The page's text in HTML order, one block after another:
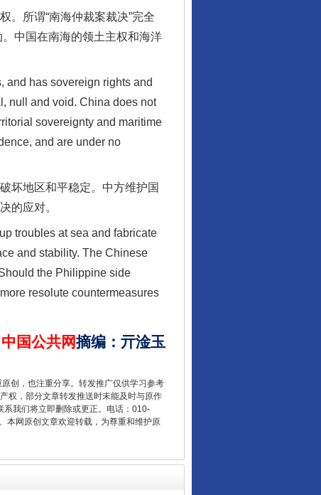
所谓“南海仲裁案裁决”完全
。中国在南海的领土主权和海洋
has sovereign rights and
null and void. China does not
sovereignty and maritime
and are under no
坏地区和平稳定。中方维护国
的应对。
troubles at sea and fabricate
and stability. The Chinese
the Philippine side
resolute countermeasures
中国公共网摘编 ： 亓淦玉
创，也注重分享。转发推广仅供学习参考
权，部分文章转发推送时未能及时与原作
我们将立即删除或更正。电话：010-
本网原创文章欢迎转载，为尊重和维护原
行业协会接连发公告
从数据变化看反腐深化